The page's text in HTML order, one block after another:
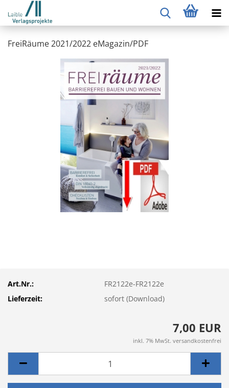
FreiRäume 2021/2022 eMagazin/PDF
Art.Nr.:
FR2122e-FR2122e
Lieferzeit:
sofort (Download)
7,00 EUR
inkl. 7% MwSt. versandkostenfrei